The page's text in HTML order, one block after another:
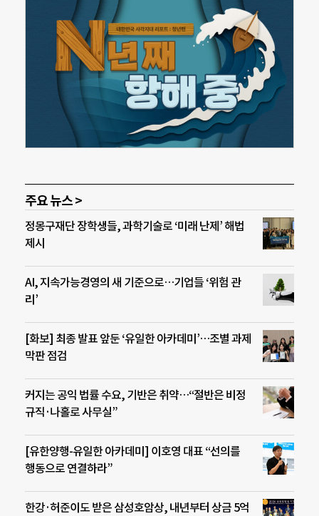
주요 뉴스 >
정몽구재단 장학생들, 과학기술로 ‘미래 난제’ 해법
제시
AI, 지속가능경영의 새 기준으로…기업들 ‘위험 관
리’
[화보] 최종 발표 앞둔 ‘유일한 아카데미’…조별 과제
막판 점검
커지는 공익 법률 수요, 기반은 취약…“절반은 비정
규직·나홀로 사무실”
[유한양행-유일한 아카데미] 이호영 대표 “선의를
행동으로 연결하라”
한강·허준이도 받은 삼성호암상, 내년부터 상금 5억